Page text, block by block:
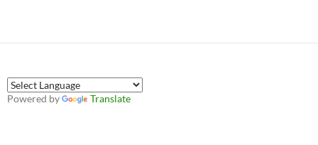
Powered by Translate